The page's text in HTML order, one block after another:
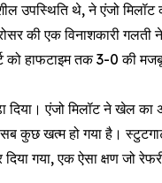
थे, ने एंजो मिलॉट
एक विनाशकारी गलती ने
हाफटाइम तक 3-0 की
एंजो मिलॉट ने खेल का
खत्म हो गया है।
गया, एक ऐसा क्षण जो